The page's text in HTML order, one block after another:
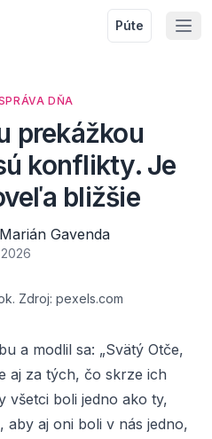
Púte
DŇA
prekážkou
konflikty. Je
bližšie
Gavenda
2026
Zdroj: pexels.com
a modlil sa: „Svätý Otče,
aj za tých, čo skrze ich
všetci boli jedno ako ty,
aby aj oni boli v nás jedno,